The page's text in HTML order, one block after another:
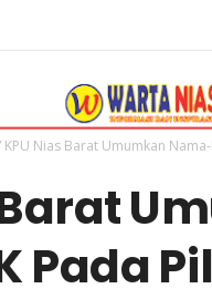
KPU Nias Barat Umumkan
Barat
Pada